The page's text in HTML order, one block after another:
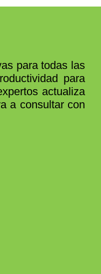
para todas las
para
actualiza
a consultar con